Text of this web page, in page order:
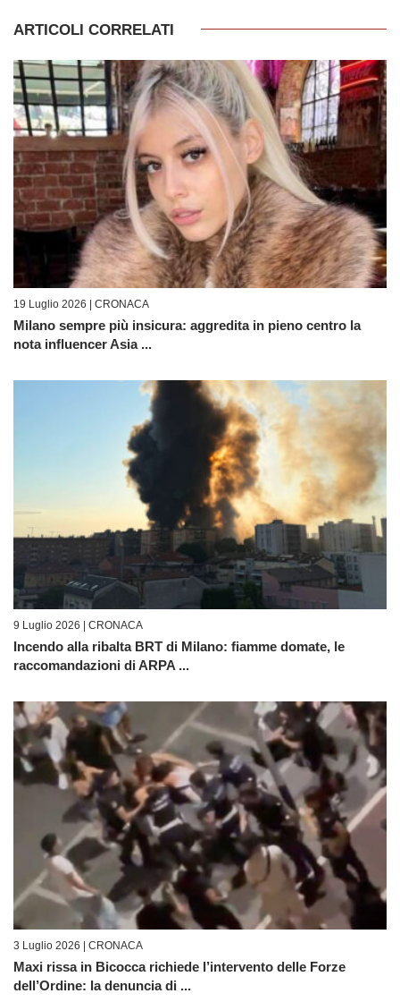
ARTICOLI CORRELATI
19 Luglio 2026 | CRONACA
Milano sempre più insicura: aggredita in pieno centro la
nota influencer Asia ...
9 Luglio 2026 | CRONACA
Incendo alla ribalta BRT di Milano: fiamme domate, le
raccomandazioni di ARPA ...
3 Luglio 2026 | CRONACA
Maxi rissa in Bicocca richiede l’intervento delle Forze
dell’Ordine: la denuncia di ...